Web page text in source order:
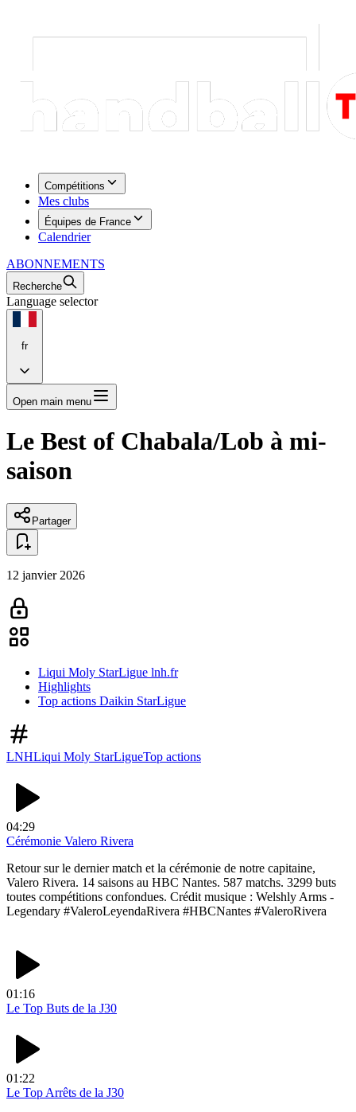
Compétitions
Mes clubs
Équipes de France
Calendrier
ABONNEMENTS
Recherche
Language selector
fr
Open main menu
Le Best of Chabala/Lob à mi-
saison
Partager
12 janvier 2026
Liqui Moly StarLigue lnh.fr
Highlights
Top actions Daikin StarLigue
LNHLiqui Moly StarLigueTop actions
04:29
Cérémonie Valero Rivera
Retour sur le dernier match et la cérémonie de notre capitaine,
Valero Rivera. 14 saisons au HBC Nantes. 587 matchs. 3299 buts
toutes compétitions confondues. Crédit musique : Welshly Arms -
Legendary #ValeroLeyendaRivera #HBCNantes #ValeroRivera
01:16
Le Top Buts de la J30
01:22
Le Top Arrêts de la J30